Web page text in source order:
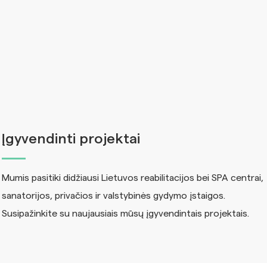
Įgyvendinti projektai
Mumis pasitiki didžiausi Lietuvos reabilitacijos bei SPA centrai,
sanatorijos, privačios ir valstybinės gydymo įstaigos.
Susipažinkite su naujausiais mūsų įgyvendintais projektais.